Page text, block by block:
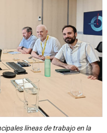
líneas de trabajo en la